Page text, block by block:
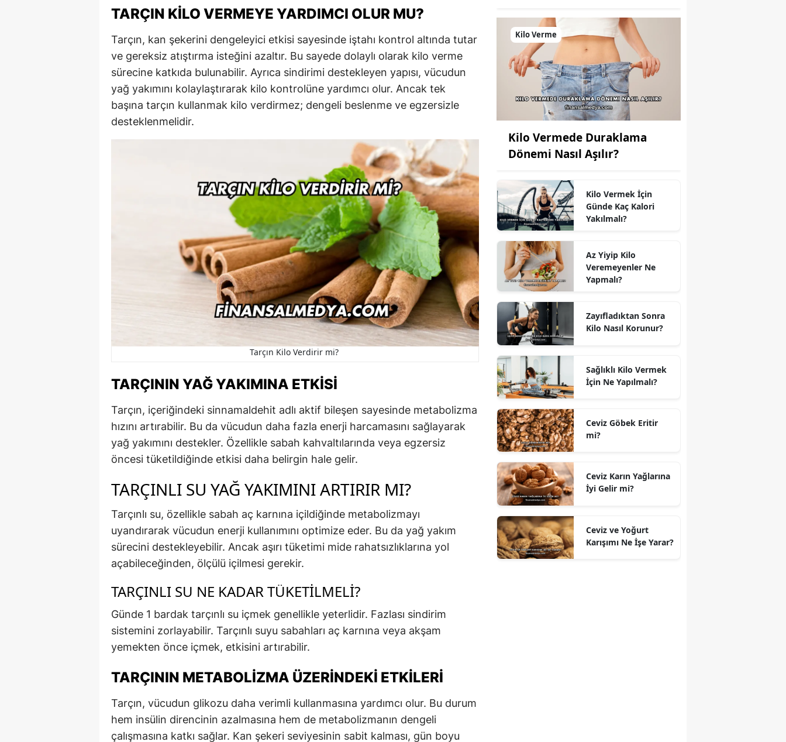
TARÇIN KILO VERMEYE YARDIMCI OLUR MU?
Tarçın, kan şekerini dengeleyici etkisi sayesinde iştahı kontrol altında tutar
ve gereksiz atıştırma isteğini azaltır. Bu sayede dolaylı olarak kilo verme
sürecine katkıda bulunabilir. Ayrıca sindirimi destekleyen yapısı, vücudun
yağ yakımını kolaylaştırarak kilo kontrolüne yardımcı olur. Ancak tek
başına tarçın kullanmak kilo verdirmez; dengeli beslenme ve egzersizle
desteklenmelidir.
Tarçın Kilo Verdirir mi?
TARÇININ YAĞ YAKIMINA ETKISI
Tarçın, içeriğindeki sinnamaldehit adlı aktif bileşen sayesinde metabolizma
hızını artırabilir. Bu da vücudun daha fazla enerji harcamasını sağlayarak
yağ yakımını destekler. Özellikle sabah kahvaltılarında veya egzersiz
öncesi tüketildiğinde etkisi daha belirgin hale gelir.
TARÇINLI SU YAĞ YAKIMINI ARTIRIR MI?
Tarçınlı su, özellikle sabah aç karnına içildiğinde metabolizmayı
uyandırarak vücudun enerji kullanımını optimize eder. Bu da yağ yakım
sürecini destekleyebilir. Ancak aşırı tüketimi mide rahatsızlıklarına yol
açabileceğinden, ölçülü içilmesi gerekir.
TARÇINLI SU NE KADAR TÜKETILMELI?
Günde 1 bardak tarçınlı su içmek genellikle yeterlidir. Fazlası sindirim
sistemini zorlayabilir. Tarçınlı suyu sabahları aç karnına veya akşam
yemekten önce içmek, etkisini artırabilir.
TARÇININ METABOLIZMA ÜZERINDEKI ETKILERI
Tarçın, vücudun glikozu daha verimli kullanmasına yardımcı olur. Bu durum
hem insülin direncinin azalmasına hem de metabolizmanın dengeli
çalışmasına katkı sağlar. Kan şekeri seviyesinin sabit kalması, gün boyu
Kilo Verme
Kilo Vermede Duraklama
Dönemi Nasıl Aşılır?
Kilo Vermek İçin
Günde Kaç Kalori
Yakılmalı?
Az Yiyip Kilo
Veremeyenler Ne
Yapmalı?
Zayıfladıktan Sonra
Kilo Nasıl Korunur?
Sağlıklı Kilo Vermek
İçin Ne Yapılmalı?
Ceviz Göbek Eritir
mi?
Ceviz Karın Yağlarına
İyi Gelir mi?
Ceviz ve Yoğurt
Karışımı Ne İşe Yarar?